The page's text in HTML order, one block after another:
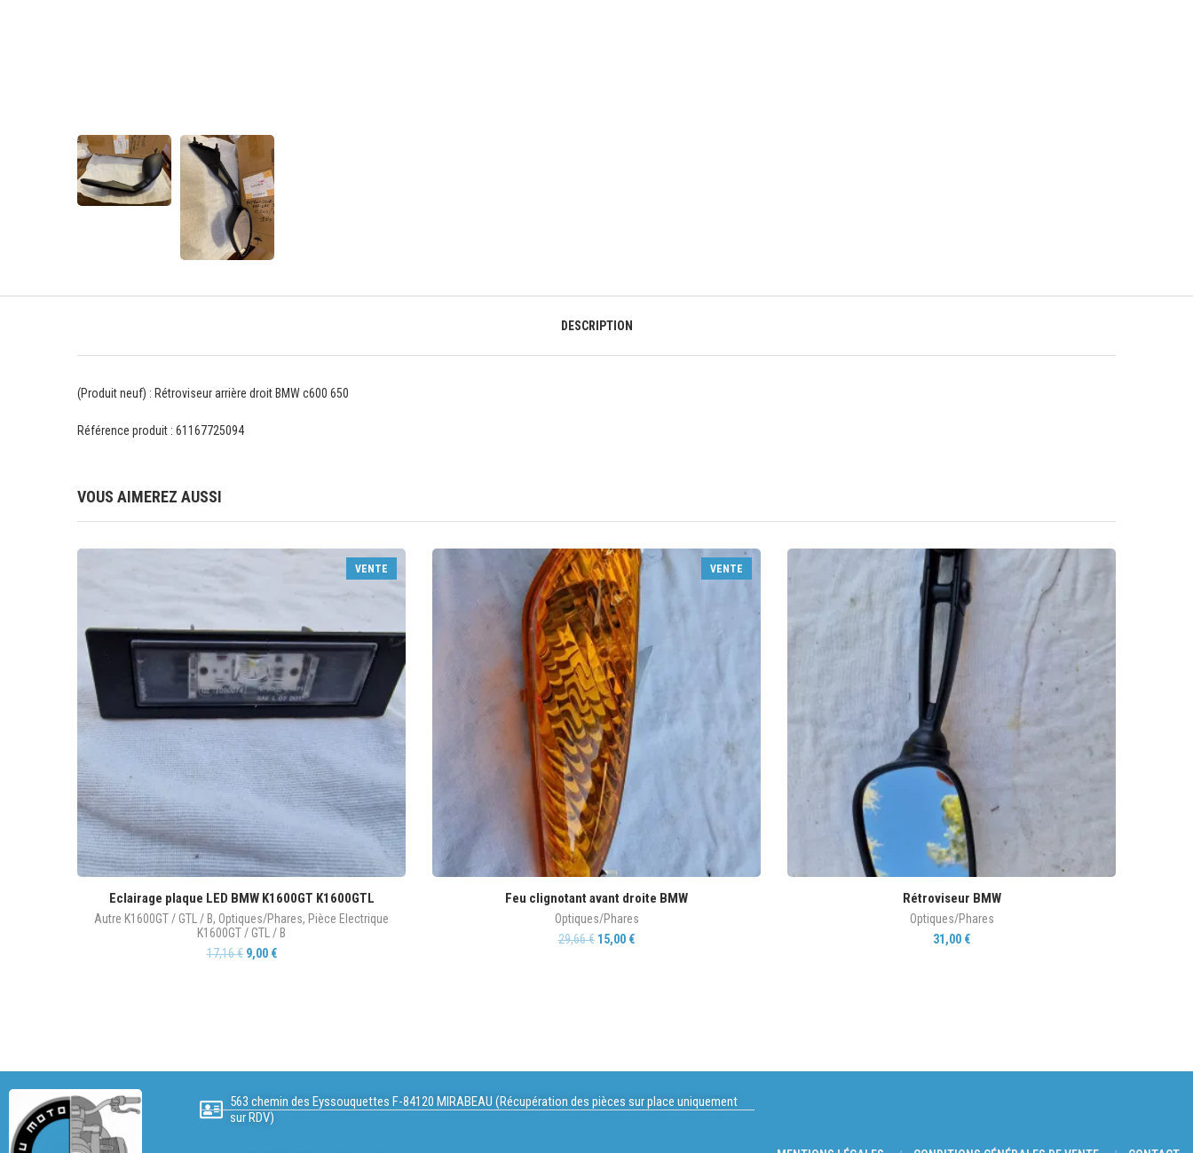
DESCRIPTION
(Produit neuf) : Rétroviseur arrière droit BMW c600 650
Référence produit : 61167725094
VOUS AIMEREZ AUSSI
VENTE
Eclairage plaque LED BMW K1600GT K1600GTL
Autre K1600GT / GTL / B, Optiques/Phares, Pièce Electrique
K1600GT / GTL / B
17,16€ 9,00 €
VENTE
Feu clignotant avant droite BMW
Optiques/Phares
29,66€ 15,00 €
Rétroviseur BMW
Optiques/Phares
31,00 €
563 chemin des Eyssouquettes F-84120 MIRABEAU (Récupération des pièces sur place uniquement
sur RDV)